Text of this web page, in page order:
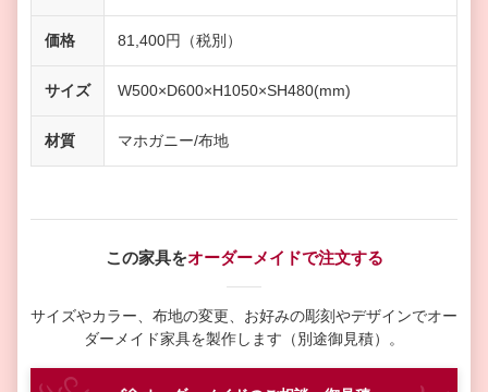
価格 81,400円（税別）
サイズ W500×D600×H1050×SH480(mm)
材質 マホガニー/布地
この家具をオーダーメイドで注文する
サイズやカラー、布地の変更、お好みの彫刻やデザインでオー
ダーメイド家具を製作します（別途御見積）。